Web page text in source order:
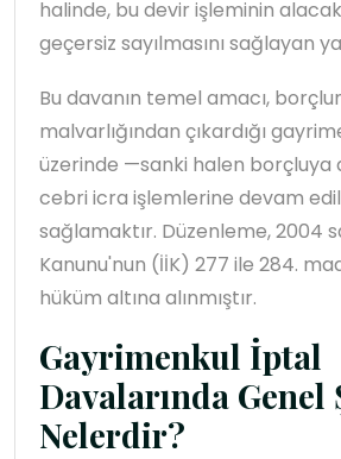
halinde, bu devir işleminin
geçersiz sayılmasını sağlayan
Bu davanın temel amacı,
malvarlığından çıkardığı
üzerinde —sanki halen borçluya
cebri icra işlemlerine devam
sağlamaktır. Düzenleme, 2004
Kanunu'nun (İİK) 277 ile 284.
hüküm altına alınmıştır.
Gayrimenkul İptal
Davalarında
Nelerdir?